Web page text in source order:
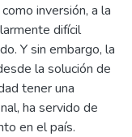
inversión, a la
difícil
Y sin embargo, la
la solución de
tener una
ha servido de
en el país.